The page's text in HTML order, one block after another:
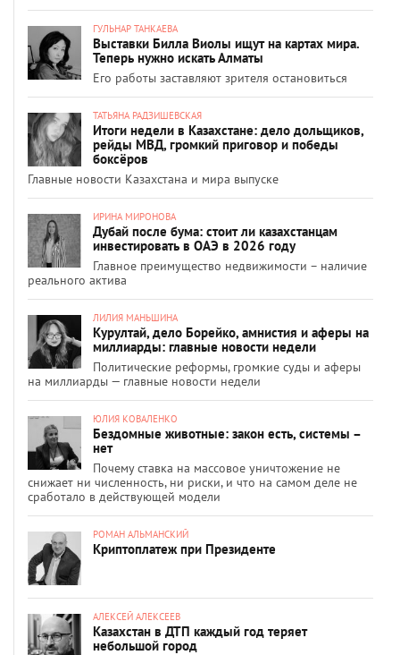
ГУЛЬНАР ТАНКАЕВА
Выставки Билла Виолы ищут на картах мира.
Теперь нужно искать Алматы
Его работы заставляют зрителя остановиться
ТАТЬЯНА РАДЗИШЕВСКАЯ
Итоги недели в Казахстане: дело дольщиков,
рейды МВД, громкий приговор и победы
боксёров
Главные новости Казахстана и мира выпуске
ИРИНА МИРОНОВА
Дубай после бума: стоит ли казахстанцам
инвестировать в ОАЭ в 2026 году
Главное преимущество недвижимости – наличие
реального актива
ЛИЛИЯ МАНЬШИНА
Курултай, дело Борейко, амнистия и аферы на
миллиарды: главные новости недели
Политические реформы, громкие суды и аферы
на миллиарды — главные новости недели
ЮЛИЯ КОВАЛЕНКО
Бездомные животные: закон есть, системы –
нет
Почему ставка на массовое уничтожение не
снижает ни численность, ни риски, и что на самом деле не
сработало в действующей модели
РОМАН АЛЬМАНСКИЙ
Криптоплатеж при Президенте
АЛЕКСЕЙ АЛЕКСЕЕВ
Казахстан в ДТП каждый год теряет
небольшой город